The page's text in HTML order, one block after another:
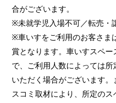
合がございます。
※未就学児入場不可／転売・
※車いすをご利用のお客さま
賞となります。車いすスペ
で、ご利用人数によっては
いただく場合がございます
スコミ取材により、所定のス